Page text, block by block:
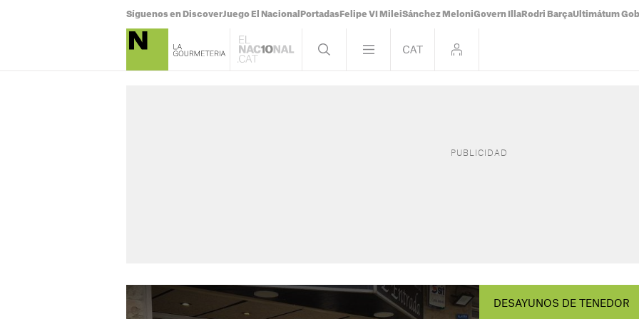
Síguenos en DiscoverJuego El Nacional Portadas Felipe VI MileiSánchez MeloniGovern Illa Rodri BarçaUltimátum
DESAYUNOS DE TENEDOR